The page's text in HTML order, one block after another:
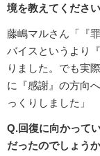
境を教えてください
藤嶋マルさん「『
バイスというより
りました。でも実
に『感謝』の方向
っくりしました」
Q.回復に向かって
だったのでしょうか